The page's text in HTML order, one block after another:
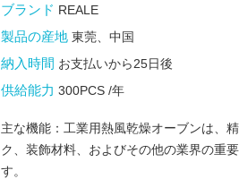
ブランド REALE
製品の産地東莞、中国
納入時間 お支払いから25日後
供給能力300PCS /年
主な機能：工業用熱風乾燥オーブンは、
ク、装飾材料、およびその他の業界の重
す。